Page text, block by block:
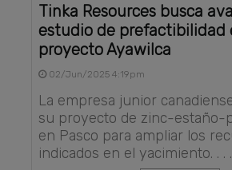
Tinka Resources busca
estudio de prefactibilidad
proyecto Ayawilca
02/Jun/2025 4:19pm
La empresa junior
su proyecto de zinc-estaño-
en Pasco para ampliar los
indicados en el yacimiento. . . .